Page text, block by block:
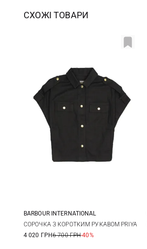
СХОЖІ ТОВАРИ
8 10 12
BARBOUR INTERNATIONAL
СОРОЧКА З КОРОТКИМ РУКАВОМ PRIYA
4 020 ГРН6 700 ГРН-40%